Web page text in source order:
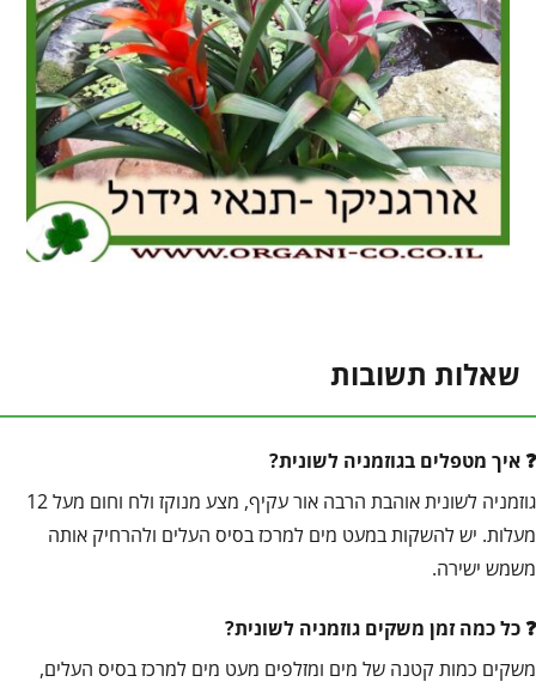
שאלות תשובות
איך מטפלים בגוזמניה לשונית?
גוזמניה לשונית אוהבת הרבה אור עקיף, מצע מנוקז ולח וחום מעל 12
מעלות. יש להשקות במעט מים למרכז בסיס העלים ולהרחיק אותה
משמש ישירה.
כל כמה זמן משקים גוזמניה לשונית?
משקים כמות קטנה של מים ומזלפים מעט מים למרכז בסיס העלים,